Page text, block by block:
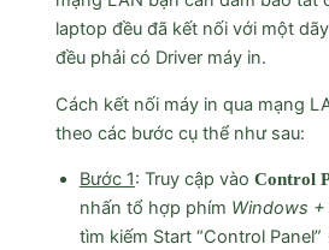
laptop đều đã kết nối với một
đều phải có Driver máy in.
Cách kết nối máy in qua mạng
theo các bước cụ thể như sau:
Bước 1: Truy cập vào Control
nhấn tổ hợp phím Windows +
tìm kiếm Start “Control